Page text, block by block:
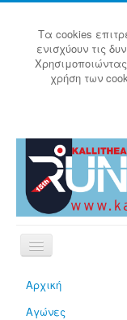
Τα cookies
ενισχύουν τις
χρήση των
Αρχική
Αγώνες